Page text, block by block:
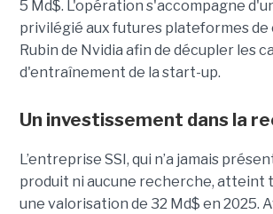
5 Md$. L'opération s'accompagne
privilégié aux futures plateformes de
Rubin de Nvidia afin de décupler les
d'entraînement de la start-up.
Un investissement dans la
L’entreprise SSI, qui n’a jamais
produit ni aucune recherche, atteint
une valorisation de 32 Md$ en 2025.